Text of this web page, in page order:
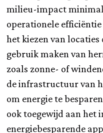
milieu-impact
operationele
het kiezen van
gebruik maken van
zoals zonne- of
de infrastructuur van
om energie te
ook toegewijd aan het
energiebesparende